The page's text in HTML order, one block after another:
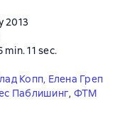
2013
min. 11 sec.
Копп, Елена Греп
Паблишинг, ФТМ